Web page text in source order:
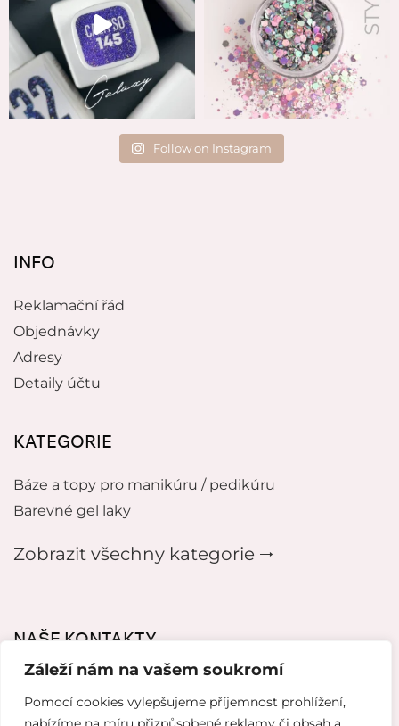
Záleží nám na vašem soukromí
Pomocí cookies vylepšujeme příjemnost prohlížení,
Follow on Instagram
INFO
Reklamační řád
Objednávky
Adresy
Detaily účtu
KATEGORIE
Báze a topy pro manikúru / pedikúru
Barevné gel laky
Zobrazit všechny kategorie 🠂
NAŠE KONTAKTY
mikeladzebeauty@gmail.com
+420 776627318